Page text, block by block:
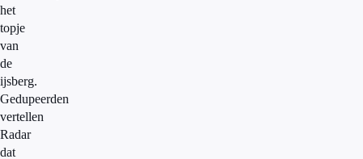
het
topje
van
de
ijsberg.
Gedupeerden
vertellen
Radar
dat